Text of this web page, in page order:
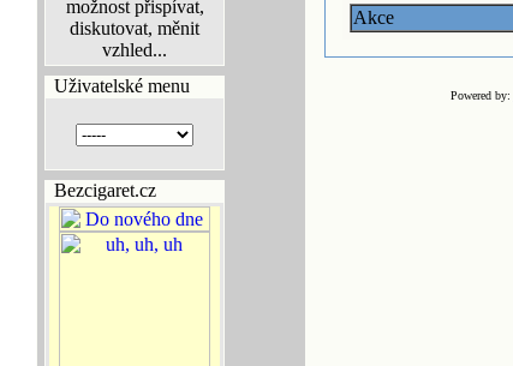
možnost přispívat,
diskutovat, měnit
vzhled...
Uživatelské menu
Bezcigaret.cz
Akce
Powered by: